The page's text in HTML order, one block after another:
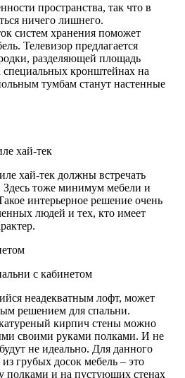
пространства, так что в
ничего лишнего.
систем хранения поможет
Телевизор предлагается
разделяющей площадь
специальных кронштейнах на
тумбам станут настенные
хай-тек
хай-тек должны встречать
Здесь тоже минимум мебели и
интерьерное решение очень
людей и тех, кто имеет
с кабинетом
неадекватным лофт, может
решением для спальни.
кирпич стены можно
своими руками полками. И не
не идеально. Для данного
грубых досок мебель – это
полками и на пустующих стенах